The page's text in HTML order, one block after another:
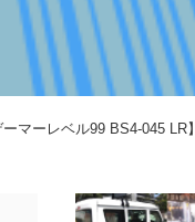
マーレベル99 BS4-045 LR】